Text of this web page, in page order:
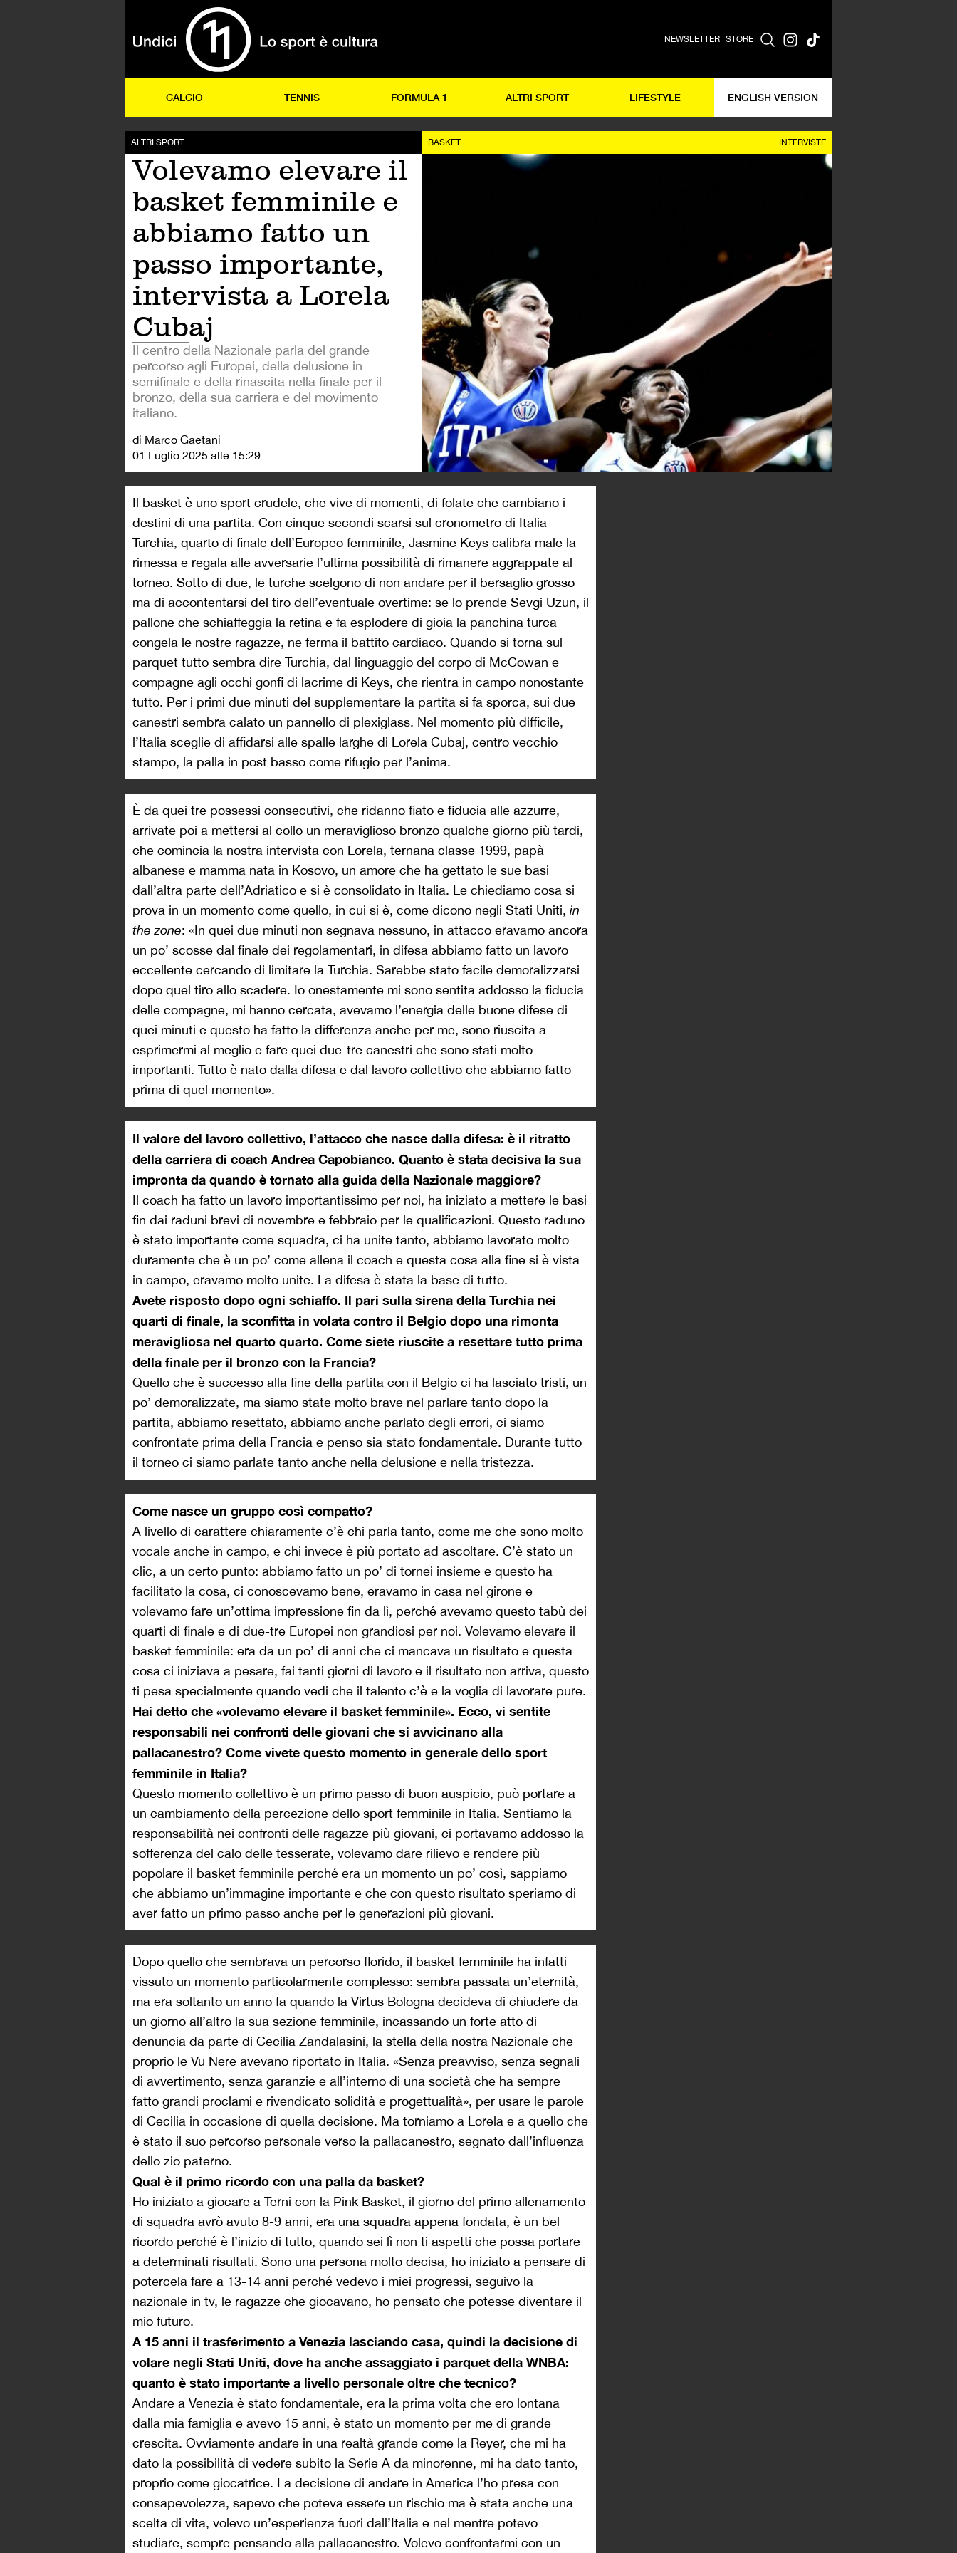
NEWSLETTER STORE
CALCIO TENNIS FORMULA 1 ALTRI SPORT LIFESTYLE ENGLISH VERSION
ALTRI SPORT
Volevamo elevare il
basket femminile e
abbiamo fatto un
passo importante,
intervista a Lorela
Cubaj
Il centro della Nazionale parla del grande
percorso agli Europei, della delusione in
semifinale e della rinascita nella finale per il
bronzo, della sua carriera e del movimento
italiano.
di Marco Gaetani
01 Luglio 2025 alle 15:29
BASKET INTERVISTE
Il basket è uno sport crudele, che vive di momenti, di folate che cambiano i
destini di una partita. Con cinque secondi scarsi sul cronometro di Italia-
Turchia, quarto di finale dell’Europeo femminile, Jasmine Keys calibra male la
rimessa e regala alle avversarie l’ultima possibilità di rimanere aggrappate al
torneo. Sotto di due, le turche scelgono di non andare per il bersaglio grosso
ma di accontentarsi del tiro dell’eventuale overtime: se lo prende Sevgi Uzun, il
pallone che schiaffeggia la retina e fa esplodere di gioia la panchina turca
congela le nostre ragazze, ne ferma il battito cardiaco. Quando si torna sul
parquet tutto sembra dire Turchia, dal linguaggio del corpo di McCowan e
compagne agli occhi gonfi di lacrime di Keys, che rientra in campo nonostante
tutto. Per i primi due minuti del supplementare la partita si fa sporca, sui due
canestri sembra calato un pannello di plexiglass. Nel momento più difficile,
l’Italia sceglie di affidarsi alle spalle larghe di Lorela Cubaj, centro vecchio
stampo, la palla in post basso come rifugio per l’anima.
È da quei tre possessi consecutivi, che ridanno fiato e fiducia alle azzurre,
arrivate poi a mettersi al collo un meraviglioso bronzo qualche giorno più tardi,
che comincia la nostra intervista con Lorela, ternana classe 1999, papà
albanese e mamma nata in Kosovo, un amore che ha gettato le sue basi
dall’altra parte dell’Adriatico e si è consolidato in Italia. Le chiediamo cosa si
prova in un momento come quello, in cui si è, come dicono negli Stati Uniti, in
the zone: «In quei due minuti non segnava nessuno, in attacco eravamo ancora
un po’ scosse dal finale dei regolamentari, in difesa abbiamo fatto un lavoro
eccellente cercando di limitare la Turchia. Sarebbe stato facile demoralizzarsi
dopo quel tiro allo scadere. Io onestamente mi sono sentita addosso la fiducia
delle compagne, mi hanno cercata, avevamo l’energia delle buone difese di
quei minuti e questo ha fatto la differenza anche per me, sono riuscita a
esprimermi al meglio e fare quei due-tre canestri che sono stati molto
importanti. Tutto è nato dalla difesa e dal lavoro collettivo che abbiamo fatto
prima di quel momento».
Il valore del lavoro collettivo, l’attacco che nasce dalla difesa: è il ritratto
della carriera di coach Andrea Capobianco. Quanto è stata decisiva la sua
impronta da quando è tornato alla guida della Nazionale maggiore?
Il coach ha fatto un lavoro importantissimo per noi, ha iniziato a mettere le basi
fin dai raduni brevi di novembre e febbraio per le qualificazioni. Questo raduno
è stato importante come squadra, ci ha unite tanto, abbiamo lavorato molto
duramente che è un po’ come allena il coach e questa cosa alla fine si è vista
in campo, eravamo molto unite. La difesa è stata la base di tutto.
Avete risposto dopo ogni schiaffo. Il pari sulla sirena della Turchia nei
quarti di finale, la sconfitta in volata contro il Belgio dopo una rimonta
meravigliosa nel quarto quarto. Come siete riuscite a resettare tutto prima
della finale per il bronzo con la Francia?
Quello che è successo alla fine della partita con il Belgio ci ha lasciato tristi, un
po’ demoralizzate, ma siamo state molto brave nel parlare tanto dopo la
partita, abbiamo resettato, abbiamo anche parlato degli errori, ci siamo
confrontate prima della Francia e penso sia stato fondamentale. Durante tutto
il torneo ci siamo parlate tanto anche nella delusione e nella tristezza.
Come nasce un gruppo così compatto?
A livello di carattere chiaramente c’è chi parla tanto, come me che sono molto
vocale anche in campo, e chi invece è più portato ad ascoltare. C’è stato un
clic, a un certo punto: abbiamo fatto un po’ di tornei insieme e questo ha
facilitato la cosa, ci conoscevamo bene, eravamo in casa nel girone e
volevamo fare un’ottima impressione fin da lì, perché avevamo questo tabù dei
quarti di finale e di due-tre Europei non grandiosi per noi. Volevamo elevare il
basket femminile: era da un po’ di anni che ci mancava un risultato e questa
cosa ci iniziava a pesare, fai tanti giorni di lavoro e il risultato non arriva, questo
ti pesa specialmente quando vedi che il talento c’è e la voglia di lavorare pure.
Hai detto che «volevamo elevare il basket femminile». Ecco, vi sentite
responsabili nei confronti delle giovani che si avvicinano alla
pallacanestro? Come vivete questo momento in generale dello sport
femminile in Italia?
Questo momento collettivo è un primo passo di buon auspicio, può portare a
un cambiamento della percezione dello sport femminile in Italia. Sentiamo la
responsabilità nei confronti delle ragazze più giovani, ci portavamo addosso la
sofferenza del calo delle tesserate, volevamo dare rilievo e rendere più
popolare il basket femminile perché era un momento un po’ così, sappiamo
che abbiamo un’immagine importante e che con questo risultato speriamo di
aver fatto un primo passo anche per le generazioni più giovani.
Dopo quello che sembrava un percorso florido, il basket femminile ha infatti
vissuto un momento particolarmente complesso: sembra passata un’eternità,
ma era soltanto un anno fa quando la Virtus Bologna decideva di chiudere da
un giorno all’altro la sua sezione femminile, incassando un forte atto di
denuncia da parte di Cecilia Zandalasini, la stella della nostra Nazionale che
proprio le Vu Nere avevano riportato in Italia. «Senza preavviso, senza segnali
di avvertimento, senza garanzie e all’interno di una società che ha sempre
fatto grandi proclami e rivendicato solidità e progettualità», per usare le parole
di Cecilia in occasione di quella decisione. Ma torniamo a Lorela e a quello che
è stato il suo percorso personale verso la pallacanestro, segnato dall’influenza
dello zio paterno.
Qual è il primo ricordo con una palla da basket?
Ho iniziato a giocare a Terni con la Pink Basket, il giorno del primo allenamento
di squadra avrò avuto 8-9 anni, era una squadra appena fondata, è un bel
ricordo perché è l’inizio di tutto, quando sei lì non ti aspetti che possa portare
a determinati risultati. Sono una persona molto decisa, ho iniziato a pensare di
potercela fare a 13-14 anni perché vedevo i miei progressi, seguivo la
nazionale in tv, le ragazze che giocavano, ho pensato che potesse diventare il
mio futuro.
A 15 anni il trasferimento a Venezia lasciando casa, quindi la decisione di
volare negli Stati Uniti, dove ha anche assaggiato i parquet della WNBA:
quanto è stato importante a livello personale oltre che tecnico?
Andare a Venezia è stato fondamentale, era la prima volta che ero lontana
dalla mia famiglia e avevo 15 anni, è stato un momento per me di grande
crescita. Ovviamente andare in una realtà grande come la Reyer, che mi ha
dato la possibilità di vedere subito la Serie A da minorenne, mi ha dato tanto,
proprio come giocatrice. La decisione di andare in America l’ho presa con
consapevolezza, sapevo che poteva essere un rischio ma è stata anche una
scelta di vita, volevo un’esperienza fuori dall’Italia e nel mentre potevo
studiare, sempre pensando alla pallacanestro. Volevo confrontarmi con un